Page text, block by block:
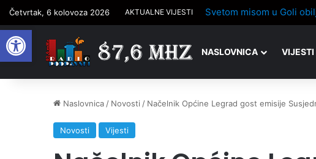
Open toolbar
Četvrtak, 6 kolovoza 2026 AKTUALNE VIJESTI Budi FIT na travnjaku
NASLOVNICA VIJESTI
Naslovnica / Novosti / Načelnik Općine Legrad gost emisije
Novosti Vijesti